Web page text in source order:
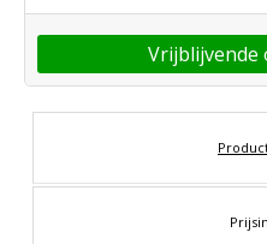
Vrijblijvende